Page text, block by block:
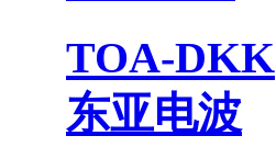
TOA-DKK
东亚电波